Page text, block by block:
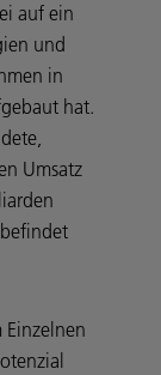
auf ein
und
in
hat.
Umsatz
Einzelnen